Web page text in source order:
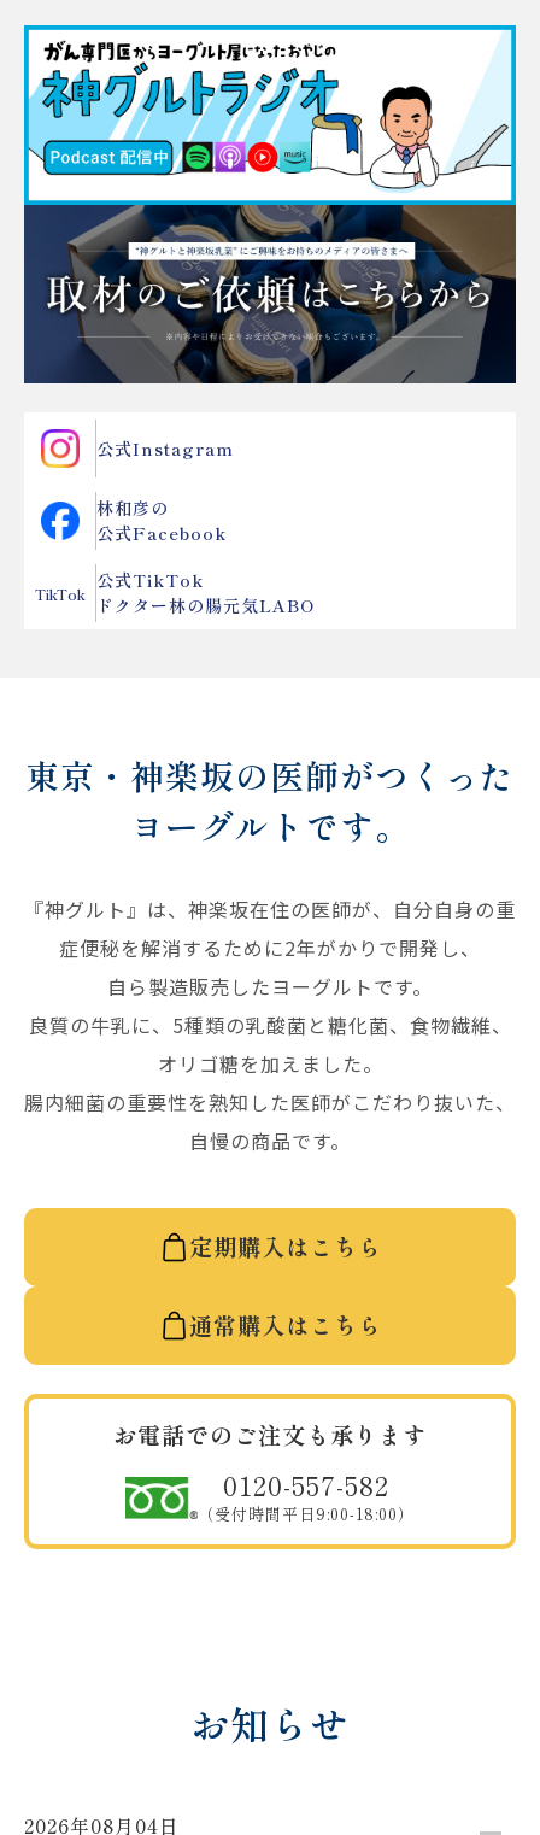
公式Instagram
林和彦の
公式Facebook
TikTok
公式TikTok
ドクター林の腸元気LABO
東京・神楽坂の医師がつくった
ヨーグルトです。
『神グルト』は、神楽坂在住の医師が、自分自身の重
症便秘を解消するために2年がかりで開発し、
自ら製造販売したヨーグルトです。
良質の牛乳に、5種類の乳酸菌と糖化菌、食物繊維、
オリゴ糖を加えました。
腸内細菌の重要性を熟知した医師がこだわり抜いた、
自慢の商品です。
定期購入はこちら
通常購入はこちら
お電話でのご注文も承ります
0120-557-582
（受付時間平日9:00-18:00）
お知らせ
2026年08月04日